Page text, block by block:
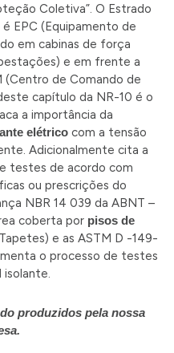
Coletiva”. O Estrado
é EPC (Equipamento de
em cabinas de força
e em frente a
(Centro de Comando de
capítulo da NR-10 é o
a importância da
elétricocom a tensão
Adicionalmente cita a
testes de acordo com
ou prescrições do
NBR 14 039 da ABNT –
coberta por pisos de
e as ASTM D -149-
o processo de testes
isolante.
produzidos pela nossa